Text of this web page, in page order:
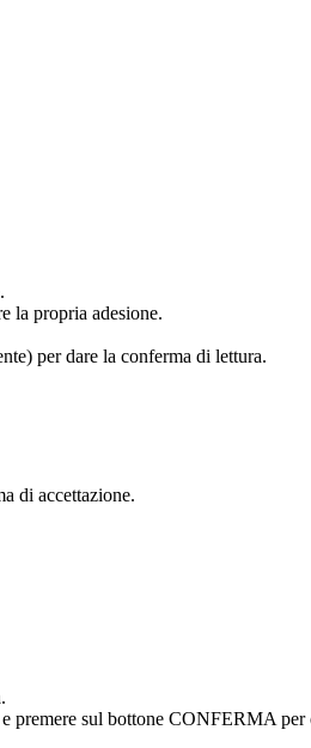
la propria adesione.
per dare la conferma di lettura.
di accettazione.
premere sul bottone CONFERMA